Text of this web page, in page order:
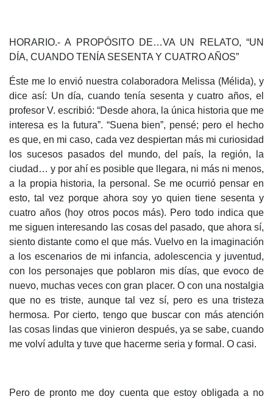
HORARIO.- A PROPÓSITO DE…VA UN RELATO, “UN
DÍA, CUANDO TENÍA SESENTA Y CUATRO AÑOS”
Éste me lo envió nuestra colaboradora Melissa (Mélida), y
dice así: Un día, cuando tenía sesenta y cuatro años, el
profesor V. escribió: “Desde ahora, la única historia que me
interesa es la futura”. “Suena bien”, pensé; pero el hecho
es que, en mi caso, cada vez despiertan más mi curiosidad
los sucesos pasados del mundo, del país, la región, la
ciudad… y por ahí es posible que llegara, ni más ni menos,
a la propia historia, la personal. Se me ocurrió pensar en
esto, tal vez porque ahora soy yo quien tiene sesenta y
cuatro años (hoy otros pocos más). Pero todo indica que
me siguen interesando las cosas del pasado, que ahora sí,
siento distante como el que más. Vuelvo en la imaginación
a los escenarios de mi infancia, adolescencia y juventud,
con los personajes que poblaron mis días, que evoco de
nuevo, muchas veces con gran placer. O con una nostalgia
que no es triste, aunque tal vez sí, pero es una tristeza
hermosa. Por cierto, tengo que buscar con más atención
las cosas lindas que vinieron después, ya se sabe, cuando
me volví adulta y tuve que hacerme seria y formal. O casi.
Pero de pronto me doy cuenta que estoy obligada a no